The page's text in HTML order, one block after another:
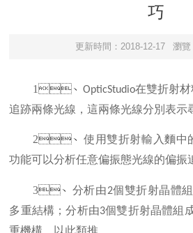
巧
更新時間：2018-12-17 瀏覽
1、 OpticStudio在雙折射
追跡兩條光線，這兩條光線分別表
2、使用雙折射輸入麵中
功能可以分析任意偏振態光線的偏振
3、 分析由2個雙折射晶體
多重結構；分析由3個雙折射晶體